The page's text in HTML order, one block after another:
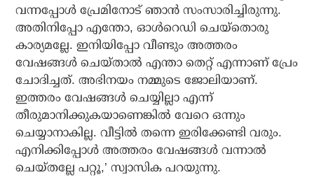
വന്നപ്പോള്‍ പ്രേമിനോട് ഞാന്‍ സംസാരിച്ചിരുന്നു.
അതിനിപ്പോ എന്തോ, ഓള്‍റെഡി ചെയ്‌തൊരു
കാര്യമല്ലേ. ഇനിയിപ്പോ വീണ്ടും അത്തരം
വേഷങ്ങള്‍ ചെയ്താല്‍ എന്താ തെറ്റ് എന്നാണ് പ്രേം
ചോദിച്ചത്. അഭിനയം നമ്മുടെ ജോലിയാണ്.
ഇത്തരം വേഷങ്ങള്‍ ചെയ്യില്ലാ എന്ന്
തീരുമാനിക്കുകയാണെങ്കില്‍ വേറെ ഒന്നും
ചെയ്യാനാകില്ല. വീട്ടില്‍ തന്നെ ഇരിക്കേണ്ടി വരും.
എനിക്കിപ്പോള്‍ അത്തരം വേഷങ്ങള്‍ വന്നാല്‍
ചെയ്തല്ലേ പറ്റൂ,’ സ്വാസിക പറയുന്നു.